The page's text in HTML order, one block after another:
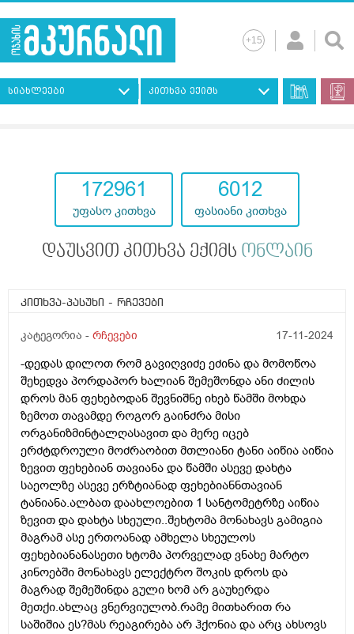
სიახლეები კითხვა ექიმს
193117
უფასო კითხვა
7247
ფასიანი კითხვა
დაუსვით კითხვა ექიმს ონლაინ
კითხვა-პასუხი - რჩევები
კატეგორია - რჩევები 17-11-2024
-დედას დილოთ რომ გავიღვიძე ეძინა და მომოწოა
შეხედვა პორდაპორ ხალიან შემეშონდა ანი ძილის
დროს მან ფეხებოდან შევნიშნე იხებ წამში მოხდა
ზემოთ თავამდე როგორ გაინძრა მისი
ორგანიზმინტალღასავით და მერე იცებ
ერძტდროული მოძრაობით მთლიანი ტანი აიწია აიწია
ზევით ფეხებიან თავიანა და წამში ასევე დახტა
საეოლზე ასევე ერზტიანად ფეხებიანნთავიან
ტანიანა.ალბათ დაახლოებით 1 სანტომეტრზე აიწია
ზევით და დახტა სხეული..შეხტომა მონახავს გამიგია
მაგრამ ასე ერთოანად ამხელა სხეულოს
ფეხებიანანასეთი ხტომა პორველად ვნახე მარტო
კინოებში მონახავს ელექტრო შოკის დროს და
მაგრად შემეშინდა გული ხომ არ გაუხერდა
მეთქი.ახლაც ვნერვიულობ.რამე მითხარით რა
საშიშია ეს?მას რეაგირება არ ჰქონია და არც ახსოვს